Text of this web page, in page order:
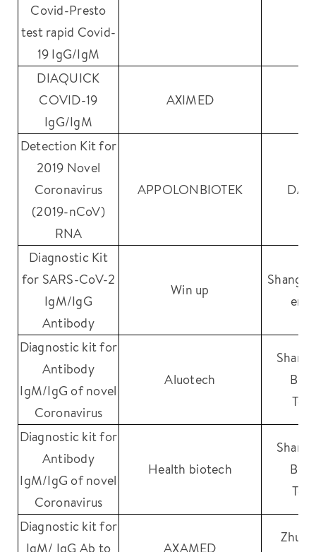
Covid-Presto
test rapid Covid-
19 IgG/IgM
DIAQUICK
COVID-19
IgG/IgM
AXIMED
Detection Kit for
2019 Novel
Coronavirus
(2019-nCoV)
RNA
APPOLONBIOTEK
Diagnostic Kit
for SARS-CoV-2
IgM/IgG
Antibody
Win up
Diagnostic kit for
Antibody
IgM/IgG of novel
Coronavirus
Aluotech
Diagnostic kit for
Antibody
IgM/IgG of novel
Coronavirus
Health biotech
Diagnostic kit for
IgM/ IgG Ab to
AXAMED